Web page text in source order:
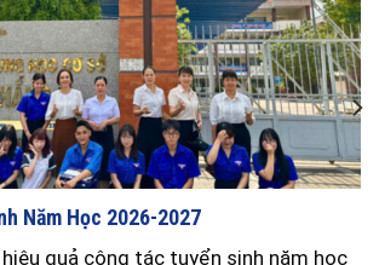
Năm Học 2026-2027
quả công tác tuyển sinh năm học